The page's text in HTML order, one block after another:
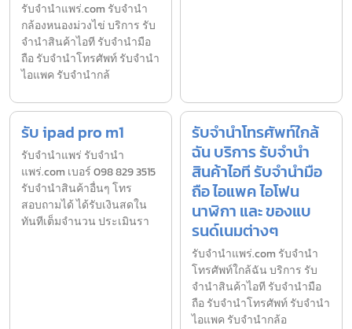
รับจํานําแพร่.com รับจำนำ
กล้องหนองม่วงไข่ บริการ รับ
จำนำสินค้าไอที รับจำนำมือ
ถือ รับจำนำโทรศัพท์ รับจำนำ
ไอแพค รับจำนำกล้
รับ ipad pro m1
รับจํานำแพร่ รับจํานํา
แพร่.com เบอร์ 098 829 3515
รับจำนำสินค้าอื่นๆ โทร
สอบถามได้ ได้รับเงินสดใน
ทันทีเต็มจำนวน ประเมินรา
รับจำนำโทรศัพท์ใกล้
ฉัน บริการ รับจำนำ
สินค้าไอที รับจำนำมือ
ถือ ไอแพค ไอโฟน
นาฬิกา และ ของแบ
รนด์เนมต่างๆ
รับจํานําแพร่.com รับจำนำ
โทรศัพท์ใกล้ฉัน บริการ รับ
จำนำสินค้าไอที รับจำนำมือ
ถือ รับจำนำโทรศัพท์ รับจำนำ
ไอแพค รับจำนำกล้อ